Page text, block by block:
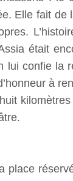
Elle fait
était
confie
à